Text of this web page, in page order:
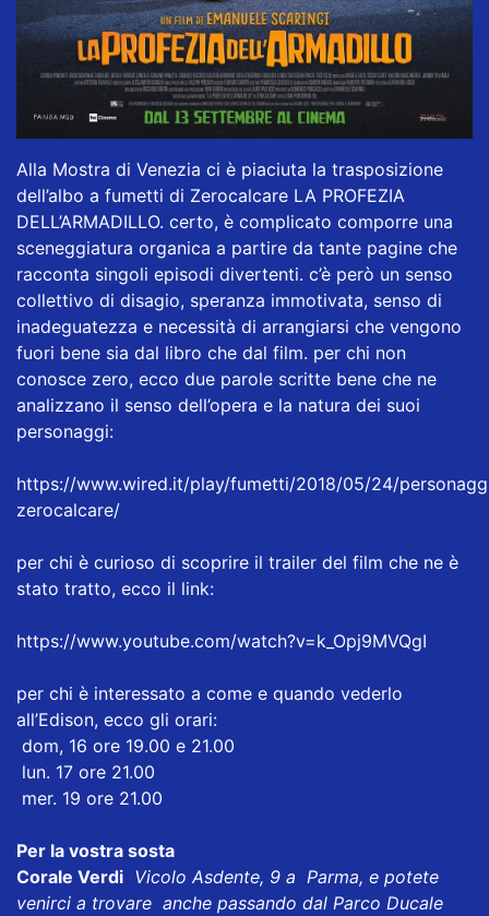
Alla Mostra di Venezia ci è piaciuta la trasposizione
dell’albo a fumetti di Zerocalcare LA PROFEZIA
DELL’ARMADILLO. certo, è complicato comporre una
sceneggiatura organica a partire da tante pagine che
racconta singoli episodi divertenti. c’è però un senso
collettivo di disagio, speranza immotivata, senso di
inadeguatezza e necessità di arrangiarsi che vengono
fuori bene sia dal libro che dal film. per chi non
conosce zero, ecco due parole scritte bene che ne
analizzano il senso dell’opera e la natura dei suoi
personaggi:
https://www.wired.it/play/fumetti/2018/05/24/
zerocalcare/
per chi è curioso di scoprire il trailer del film che ne è
stato tratto, ecco il link:
https://www.youtube.com/watch?v=k_Opj9MVQgI
per chi è interessato a come e quando vederlo
all’Edison, ecco gli orari:
dom, 16 ore 19.00 e 21.00
lun. 17 ore 21.00
mer. 19 ore 21.00
Per la vostra sosta
Corale Verdi Vicolo Asdente, 9 a Parma, e potete
venirci a trovare anche passando dal Parco Ducale